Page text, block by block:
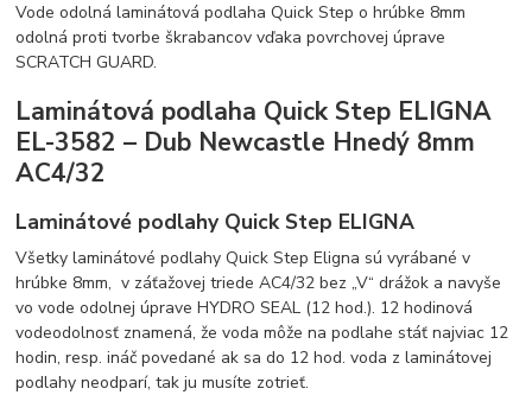
Vode odolná laminátová podlaha Quick Step o hrúbke 8mm
odolná proti tvorbe škrabancov vďaka povrchovej úprave
SCRATCH GUARD.
Laminátová podlaha Quick Step ELIGNA
EL-3582 – Dub Newcastle Hnedý 8mm
AC4/32
Laminátové podlahy Quick Step ELIGNA
Všetky laminátové podlahy Quick Step Eligna sú vyrábané v
hrúbke 8mm, v záťažovej triede AC4/32 bez „V“ drážok a navyše
vo vode odolnej úprave HYDRO SEAL (12 hod.). 12 hodinová
vodeodolnosť znamená, že voda môže na podlahe stáť najviac 12
hodin, resp. ináč povedané ak sa do 12 hod. voda z laminátovej
podlahy neodparí, tak ju musíte zotrieť.